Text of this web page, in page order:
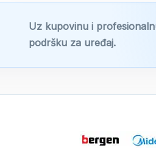
Uz kupovinu i
podršku za uređaj.